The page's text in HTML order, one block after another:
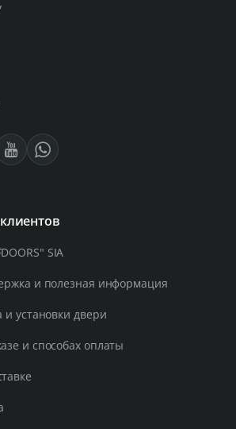
SIA
и полезная информация
и установки двери
и способах оплаты